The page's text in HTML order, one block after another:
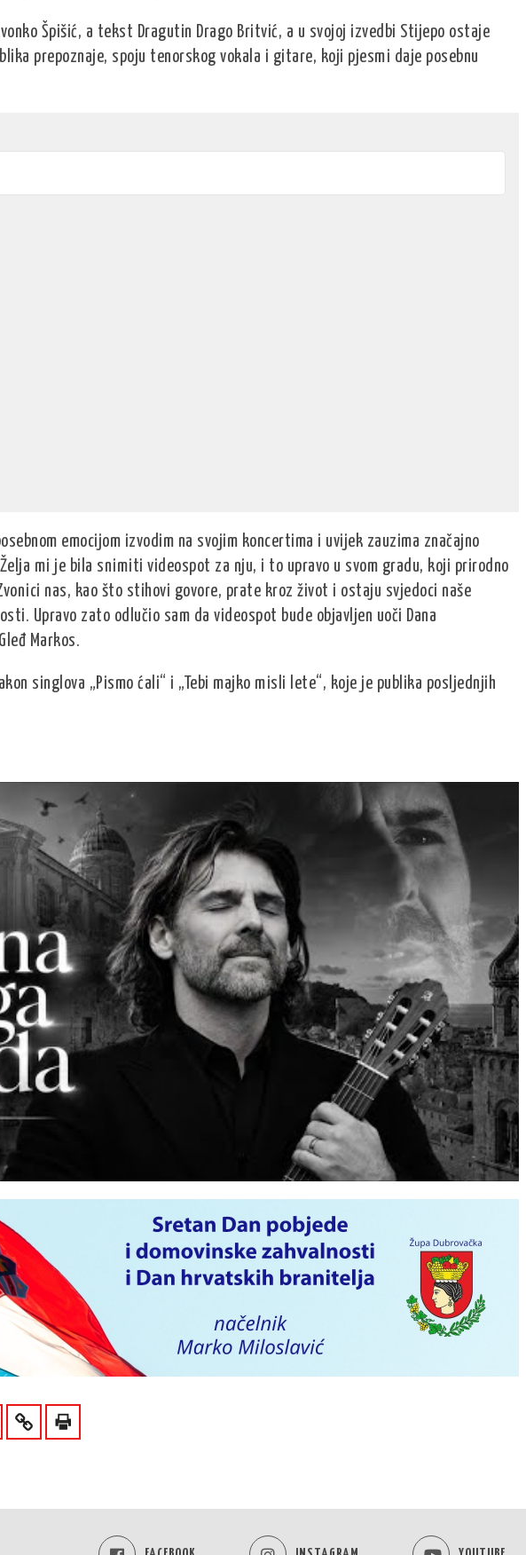
Špišić, a tekst Dragutin Drago Britvić, a u svojoj izvedbi Stijepo ostaje
prepoznaje, spoju tenorskog vokala i gitare, koji pjesmi daje posebnu
emocijom izvodim na svojim koncertima i uvijek zauzima značajno
mi je bila snimiti videospot za nju, i to upravo u svom gradu, koji prirodno
nas, kao što stihovi govore, prate kroz život i ostaju svjedoci naše
Upravo zato odlučio sam da videospot bude objavljen uoči Dana
Markos.
singlova „Pismo ćali“ i „Tebi majko misli lete“, koje je publika posljednjih